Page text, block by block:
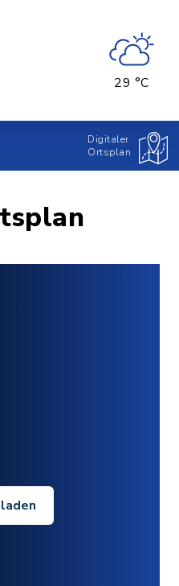
29 °C
Digitaler
Ortsplan